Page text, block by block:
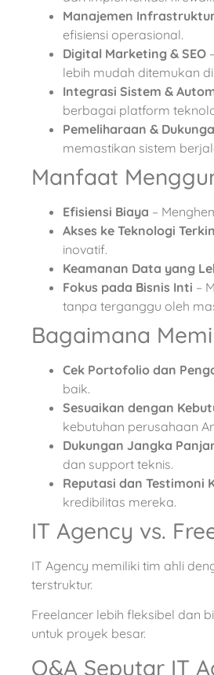
Manajemen
efisiensi operasional.
Digital Marketing & SEO
lebih mudah ditemukan
Integrasi Sistem &
berbagai platform
Pemeliharaan &
memastikan sistem
Manfaat
Efisiensi Biaya –
Akses ke Teknologi
inovatif.
Keamanan Data yang
Fokus pada Bisnis Inti –
tanpa terganggu oleh
Bagaimana
Cek Portofolio dan
baik.
Sesuaikan dengan
kebutuhan perusahaan
Dukungan Jangka
dan support teknis.
Reputasi dan Testimoni
kredibilitas mereka.
IT Agency vs.
IT Agency memiliki tim ahli
terstruktur.
Freelancer lebih fleksibel dan
untuk proyek besar.
Q&A Seputar IT